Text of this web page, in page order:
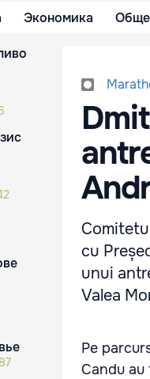
Экономика
cu
unui
Valea
Pe
Candu